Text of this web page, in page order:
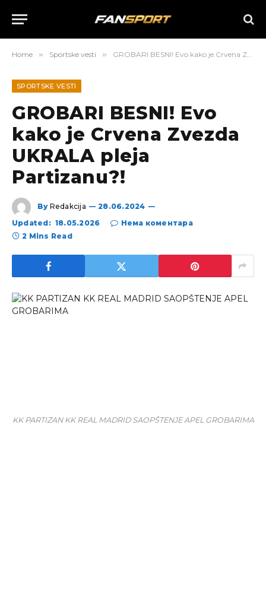
Home » Sportske vesti » GROBARI BESNI! Evo kako je Crvena Zvezda UKRALA pleja Partizanu?!
SPORTSKE VESTI
GROBARI BESNI! Evo
kako je Crvena Zvezda
UKRALA pleja
Partizanu?!
By Redakcija
28.06.2024
Updated: 18.05.2026
Нема коментара
2 Mins Read
KK PARTIZAN KK REAL MADRID SAOPŠTENJE APEL GROBARIMA